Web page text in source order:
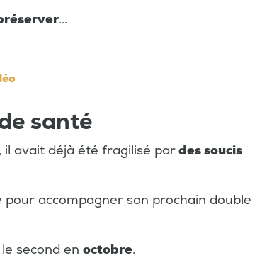
...
santé
avait déjà été fragilisé pardes soucis
pour accompagner son prochain double
second en octobre.